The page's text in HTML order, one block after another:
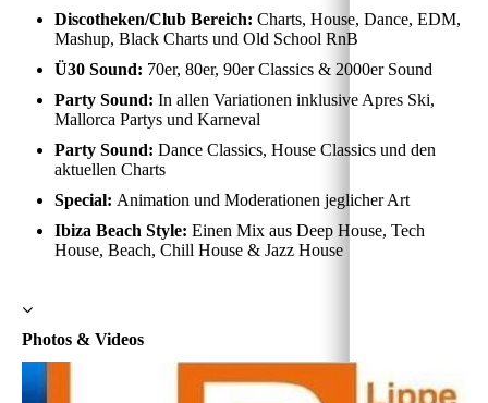
Discotheken/Club Bereich: Charts, House, Dance, EDM,
Mashup, Black Charts und Old School RnB
Ü30 Sound: 70er, 80er, 90er Classics & 2000er Sound
Party Sound: In allen Variationen inklusive Apres Ski,
Mallorca Partys und Karneval
Party Sound: Dance Classics, House Classics und den
aktuellen Charts
Special: Animation und Moderationen jeglicher Art
Ibiza Beach Style: Einen Mix aus Deep House, Tech
House, Beach, Chill House & Jazz House
Photos & Videos